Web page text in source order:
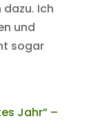
Ich
und
sogar